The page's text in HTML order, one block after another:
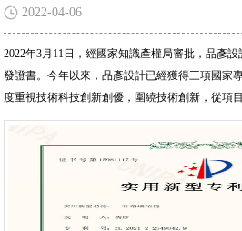
2022-04-06
2022年3月11日，經國家知識產權局審批，
發證書。今年以來，品彥設計已經獲得三項國家專
度重視技術科技創新創優，圍繞技術創新，從項